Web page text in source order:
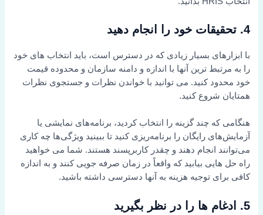
4. تحقیقات خود را انجام دهید
با ابزارهای بسیار زیادی که در دسترس است، باید انتخاب های خود
را به مرتبط ترین آنها با اندازه و دامنه سازمان و محدوده قیمت
خود محدود کنید. می توانید با خواندن نظرات و جستجوی نظرات
همتایان شروع کنید.
هنگامی که چند گزینه را انتخاب کردید، برنامه‌های نمایشی یا
آزمایش‌های رایگان را برنامه‌ریزی کنید تا ببینید ویژگی‌ها چه کاری
می‌توانند انجام دهند و چقدر کاربرپسند هستند. شما می خواهید
راه حل هایی بیابید که واقعاً در زمان صرفه جویی کنند و به اندازه
کافی برای توجیه هزینه به آنها دسترسی داشته باشید.
5. ادغام ها را در نظر بگیرید